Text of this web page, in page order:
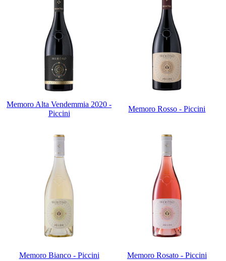
Memoro Alta Vendemmia 2020 -
Piccini
Memoro Rosso - Piccini
Memoro Bianco - Piccini Memoro Rosato - Piccini